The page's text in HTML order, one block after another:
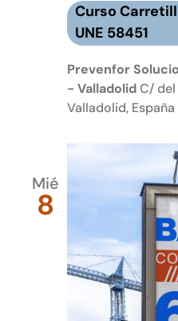
Curso
UNE 58451
Prevenfor
- ValladolidC/ del
Valladolid, España
Mié
8